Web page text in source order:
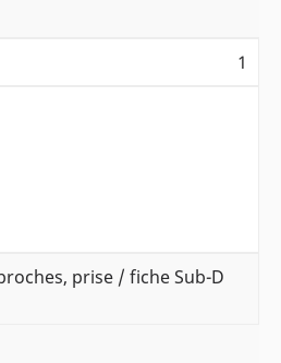
1
prise / fiche Sub-D